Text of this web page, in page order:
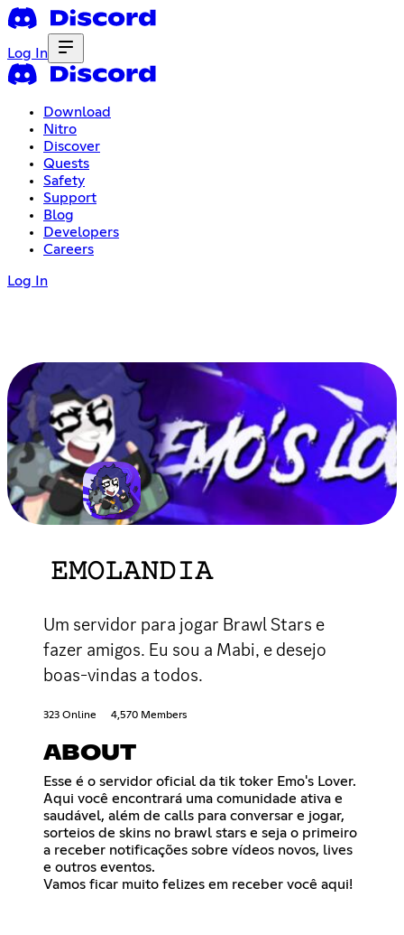
Log In
Download
Nitro
Discover
Quests
Safety
Support
Blog
Developers
Careers
Log In
𝙴𝙼𝙾𝙻𝙰𝙽𝙳𝙸𝙰
Um servidor para jogar Brawl Stars e
fazer amigos. Eu sou a Mabi, e desejo
boas-vindas a todos.
323 Online 4,570 Members
ABOUT
Esse é o servidor oficial da tik toker Emo's Lover.
Aqui você encontrará uma comunidade ativa e
saudável, além de calls para conversar e jogar,
sorteios de skins no brawl stars e seja o primeiro
a receber notificações sobre vídeos novos, lives
e outros eventos.
Vamos ficar muito felizes em receber você aqui!